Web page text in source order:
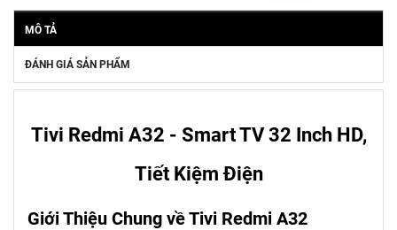
MÔ TẢ
ĐÁNH GIÁ SẢN PHẨM
Tivi Redmi A32 - Smart TV 32 Inch HD,
Tiết Kiệm Điện
Giới Thiệu Chung về Tivi Redmi A32